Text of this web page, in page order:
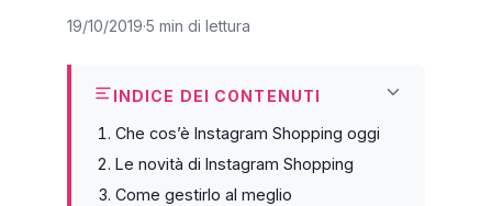
19/10/2019 5 min di lettura
INDICE DEI CONTENUTI
Che cos’è Instagram Shopping oggi
Le novità di Instagram Shopping
Come gestirlo al meglio